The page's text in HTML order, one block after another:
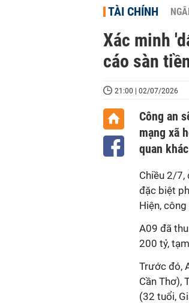
TÀI CHÍNH
Xác minh
cáo sàn
21:00 | 02/07/2026
Công an
mạng xã
quan
Chiều 2/7,
đặc biệt
Hiện,
A09 đã
200 tỷ,
Trước đó,
Cần Thơ),
(32 tuổi,